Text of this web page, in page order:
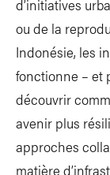
d’initiatives
ou de la
Indonésie, les
fonctionne – et
découvrir
avenir plus
approches
matière